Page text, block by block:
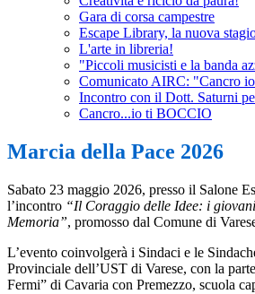
Gara di corsa campestre
Escape Library, la nuova
L'arte in libreria!
"Piccoli musicisti e la banda
Comunicato AIRC: "Cancro
Incontro con il Dott. Saturni
Cancro...io ti BOCCIO
Marcia della Pace 2026
Sabato 23 maggio 2026, presso il Salone
l’incontro “Il Coraggio delle Idee: i
Memoria”, promosso dal Comune di
L’evento coinvolgerà i Sindaci e le
Provinciale dell’UST di Varese, con la
Fermi” di Cavaria con Premezzo, scuola